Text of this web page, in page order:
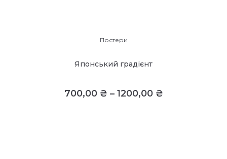
Постери
Японський градієнт
700,00 ₴ – 1200,00 ₴